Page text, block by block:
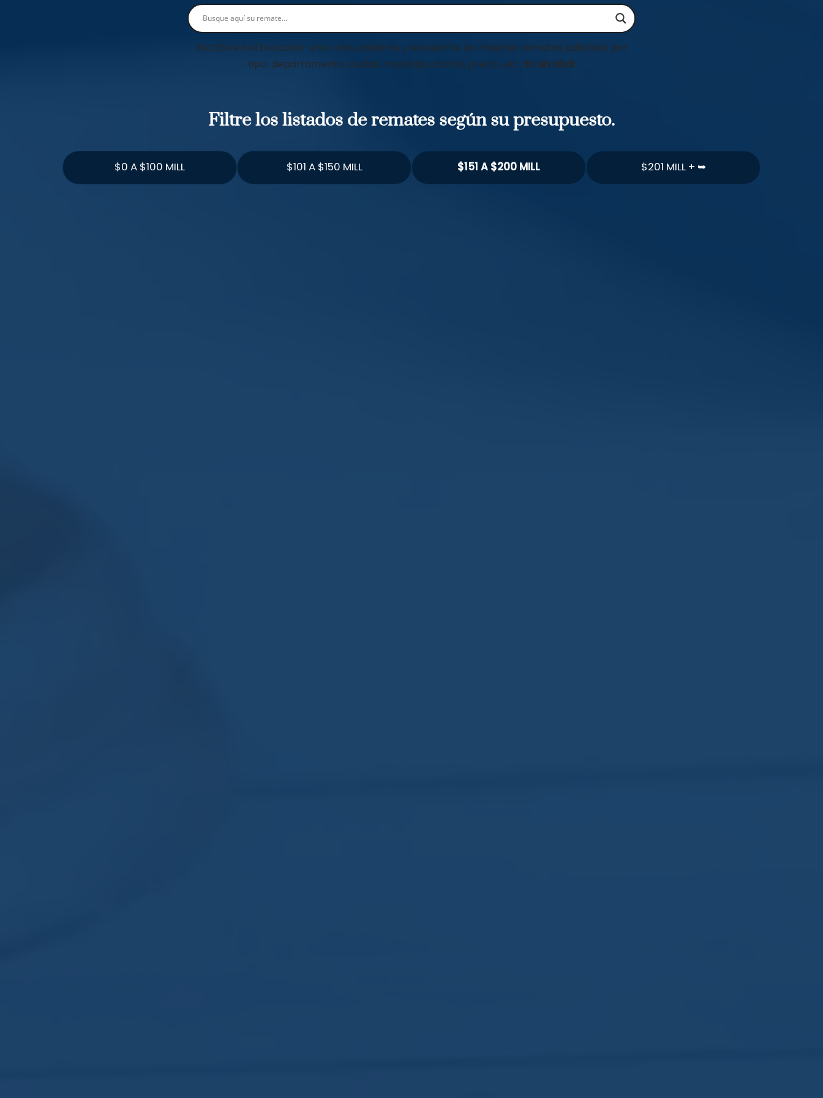
Escriba en el buscador una o dos palabras y encuentre los mejores remates judiciales por
tipo, departamento, ciudad, municipio, barrio, precio, etc. En un click
Filtre los listados de remates según su presupuesto.
$0 A $100 MILL $101 A $150 MILL $151 A $200 MILL $201 MILL + ➥